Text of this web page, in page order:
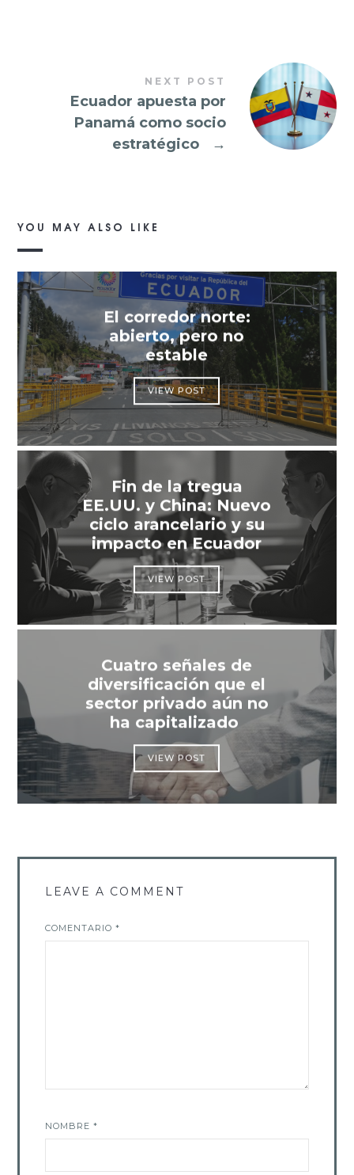
NEXT POST
Ecuador apuesta por
Panamá como socio
estratégico
→
YOU MAY ALSO LIKE
El corredor norte:
abierto, pero no
estable
VIEW POST
Fin de la tregua
EE.UU. y China: Nuevo
ciclo arancelario y su
impacto en Ecuador
VIEW POST
Cuatro señales de
diversificación que el
sector privado aún no
ha capitalizado
VIEW POST
LEAVE A COMMENT
COMENTARIO*
NOMBRE*